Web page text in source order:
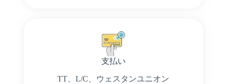
支払い
TT、L/C、ウェスタンユニオン